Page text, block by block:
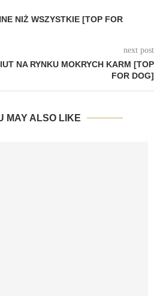
NIŻ WSZYSTKIE [TOP FOR
next post
NA RYNKU MOKRYCH KARM [TOP
FOR DOG]
MAY ALSO LIKE